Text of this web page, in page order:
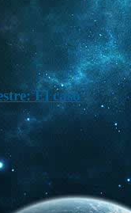
El caso